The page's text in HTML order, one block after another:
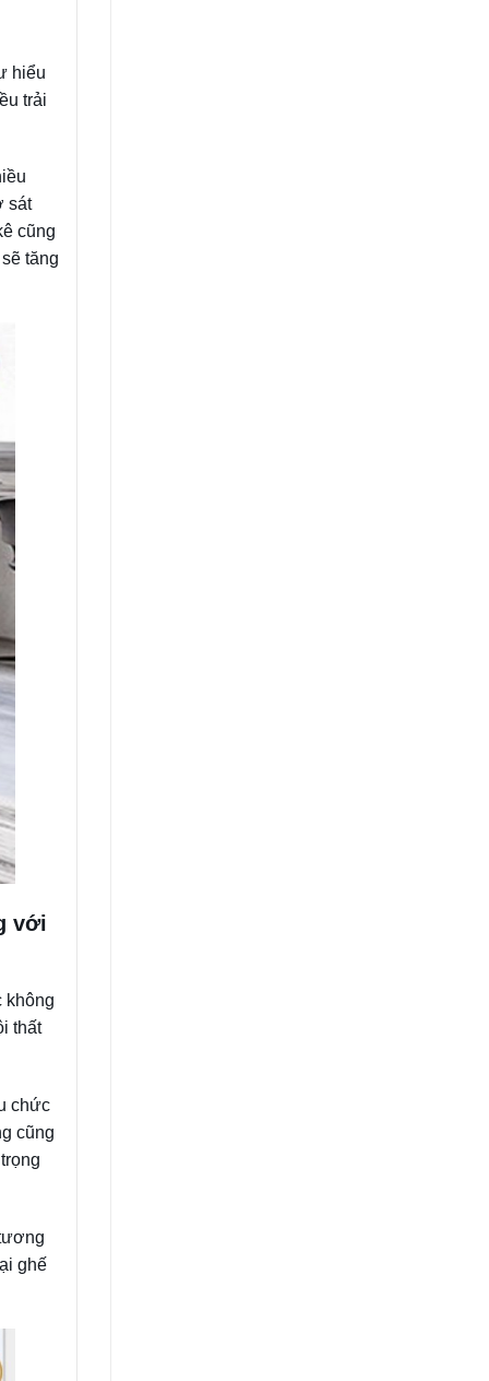
hiểu
trải
sát
cũng
tăng
với
không
thất
chức
cũng
ghế